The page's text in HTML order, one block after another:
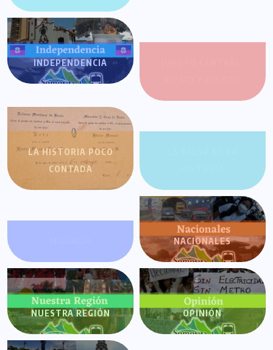
INDEPENDENCIA
LA HISTORIA POCO
CONTADA
NACIONALES
NUESTRA REGIÓN OPINIÓN